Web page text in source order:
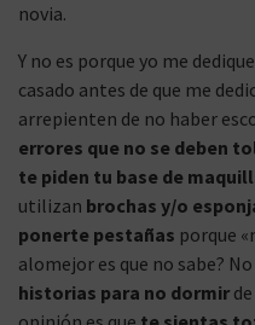
novia.
Y no es porque yo me
casado antes de que me
arrepienten de no haber
errores que no se deben
te piden tu base de
utilizan brochas y/o
ponerte pestañas porque
alomejor es que no sabe?
historias para no dormir